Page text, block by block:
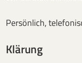
Persönlich,
Klärung